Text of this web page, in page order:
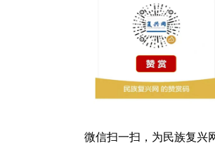
微信扫一扫，为民族复兴